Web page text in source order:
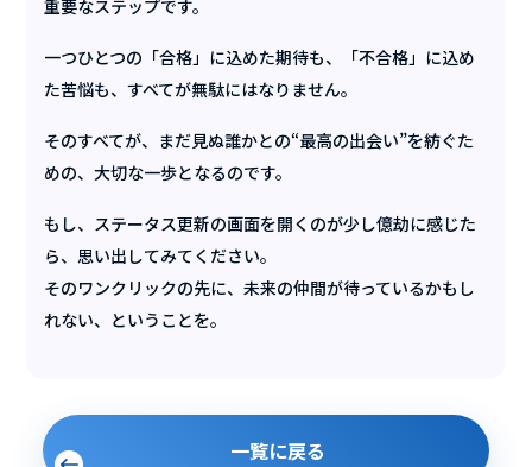
重要なステップです。
一つひとつの「合格」に込めた期待も、「不合格」に込め
た苦悩も、すべてが無駄にはなりません。
そのすべてが、まだ見ぬ誰かとの“最高の出会い”を紡ぐた
めの、大切な一歩となるのです。
もし、ステータス更新の画面を開くのが少し億劫に感じた
ら、思い出してみてください。
そのワンクリックの先に、未来の仲間が待っているかもし
れない、ということを。
一覧に戻る